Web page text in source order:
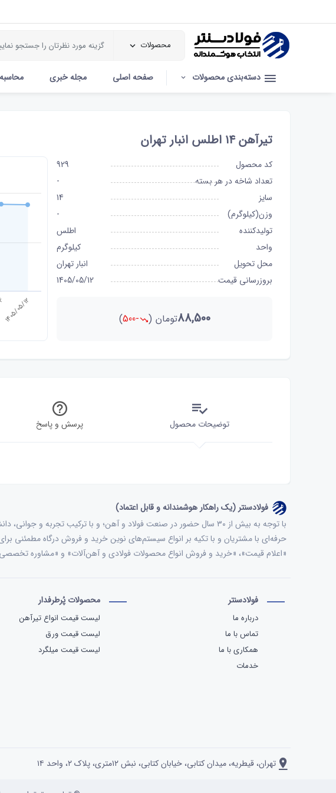
محصولات
دسته‌بندی محصولات صفحه اصلی مجله خبری
تیرآهن ۱۴ اطلس انبار تهران
کد محصول
929
تعداد شاخه در هر بسته
-
سایز
14
وزن(کیلوگرم)
-
تولیدکننده
اطلس
واحد
کیلوگرم
محل تحویل
انبار تهران
بروزرسانی قیمت
1405/05/12
88,500تومان (
-500
)
1405/05/12
توضیحات محصول پرسش و پاسخ
فولادسنتر (یک راهکار هوشمندانه و قابل اعتماد)
با توجه به بیش از ۳۰ سال حضور در صنعت فولاد و آهن؛ و با ترکیب تجربه و
حرفه‌ای با مشتریان و با تکیه بر انواع سیستم‌های نوین خرید و فروش درگاه مطمئنی
«اعلام قیمت»، «خرید و فروش انواع محصولات فولادی و آهن‌آلات» و «مشاوره
فولادسنتر
درباره ما
تماس با ما
همکاری با ما
خدمات
محصولات پُرطرفدار
لیست قیمت انواع تیرآهن
لیست قیمت ورق
لیست قیمت میلگرد
تهران، قیطریه، میدان کتابی، خیابان کتابی، نبش ۱۲متری، پلاک ۲، واحد ۱۴